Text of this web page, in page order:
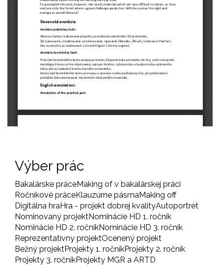
Výber prác
Bakalárske práceMaking of v bakalárskej práci
Ročníkové práceKlauzúrne pásmaMaking off
Digitálna hraHra - projekt dobrej kvalityAutoportrét
Nominovaný projektNominácie HD 1. ročník
Nominácie HD 2. ročníkNominácie HD 3. ročník
Reprezentatívny projektOcenený projekt
Bežný projektProjekty 1. ročníkProjekty 2. ročník
Projekty 3. ročníkProjekty MGR a ARTD